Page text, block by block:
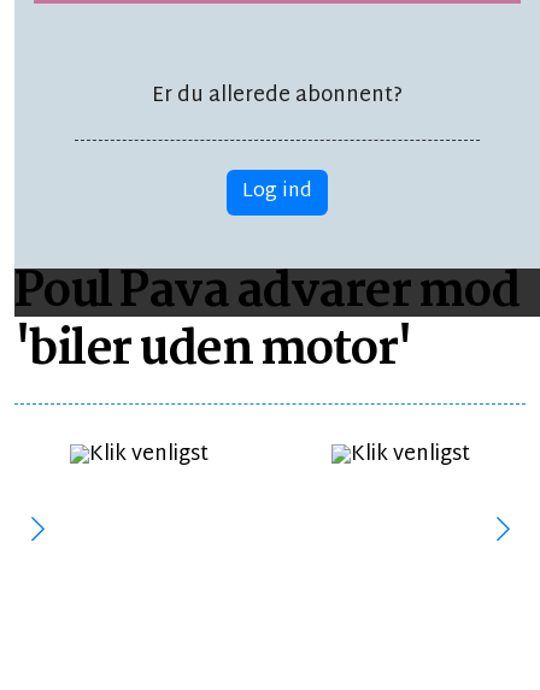
Er du allerede abonnent?
Log ind
BAT skruer kraftigt
ned for skolekørsel
Poul Pava advarer mod
'biler uden motor'